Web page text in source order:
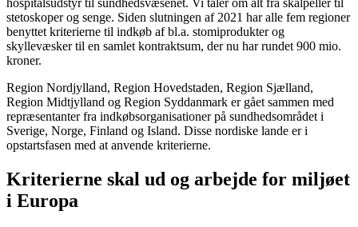
hospitalsudstyr til sundhedsvæsenet. Vi taler om alt fra skalpeller til
stetoskoper og senge. Siden slutningen af 2021 har alle fem regioner
benyttet kriterierne til indkøb af bl.a. stomiprodukter og
skyllevæsker til en samlet kontraktsum, der nu har rundet 900 mio.
kroner.
Region Nordjylland, Region Hovedstaden, Region Sjælland,
Region Midtjylland og Region Syddanmark er gået sammen med
repræsentanter fra indkøbsorganisationer på sundhedsområdet i
Sverige, Norge, Finland og Island. Disse nordiske lande er i
opstartsfasen med at anvende kriterierne.
Kriterierne skal ud og arbejde for miljøet
i Europa